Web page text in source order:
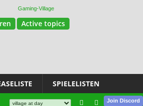
Active topics
SPIELELISTEN
Join Discord